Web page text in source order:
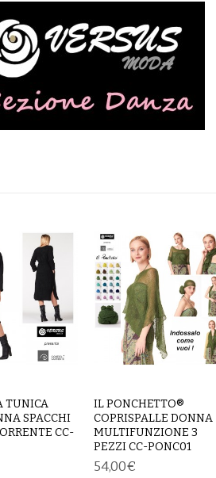
TUNICA
SPACCHI
CC-
IL PONCHETTO®
COPRISPALLE DONNA
MULTIFUNZIONE 3
PEZZI CC-PONC01
54,00€